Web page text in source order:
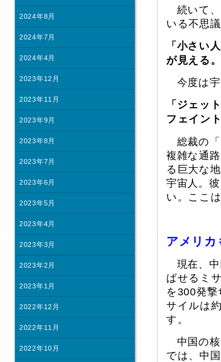
続いて、
いる不思
「小さい
が見える
今度は宇
「ジェッ
フェイン
総裁の「
複雑な通
る巨大な
宇宙人。
い。ここ
アメリカ
現在、中
ばせるミ
を300発
サイルは
す。
中国の核
では、中
2024年8月
2024年7月
2024年4月
2023年12月
2023年11月
2023年9月
2023年8月
2023年7月
2023年6月
2023年5月
2023年4月
2023年3月
2023年2月
2023年1月
2022年12月
2022年11月
2022年10月